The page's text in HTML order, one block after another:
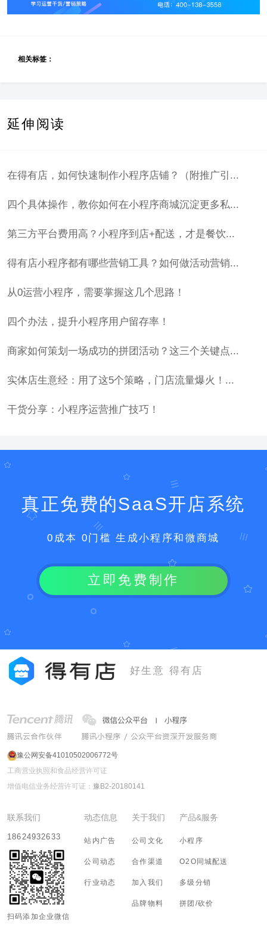
相关标签：
延伸阅读
在得有店，如何快速制作小程序店铺？（附推广引...
四个具体操作，教你如何在小程序商城沉淀更多私...
第三方平台费用高？小程序到店+配送，才是餐饮...
得有店小程序都有哪些营销工具？如何做活动营销...
从0运营小程序，需要掌握这几个思路！
四个办法，提升小程序用户留存率！
商家如何策划一场成功的拼团活动？这三个关键点...
实体店生意经：用了这5个策略，门店流量爆火！...
干货分享：小程序运营推广技巧！
真正免费的SaaS开店系统
0成本 0门槛 生成小程序和微商城
立即免费制作
好生意 得有店
豫公网安备41010502006772号
工商营业执照和食品经营许可证
增值电信业务经营许可证： 豫B2-20180141
联系我们
18624932633
扫码添加企业微信
动态信息
站内广告
公司动态
行业动态
关于我们
公司文化
合作渠道
加入我们
品牌物料
产品&服务
小程序
O2O同城配送
多级分销
拼团/砍价